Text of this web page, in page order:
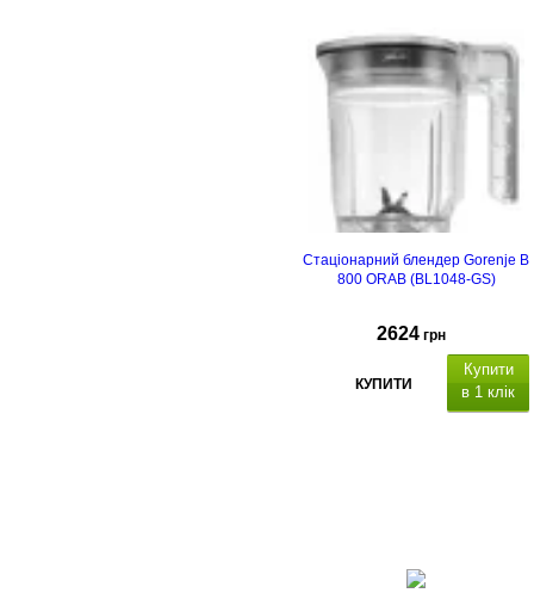
Стаціонарний блендер Gorenje B
800 ORAB (BL1048-GS)
2624 грн
КУПИТИ
Купити
в 1 клік